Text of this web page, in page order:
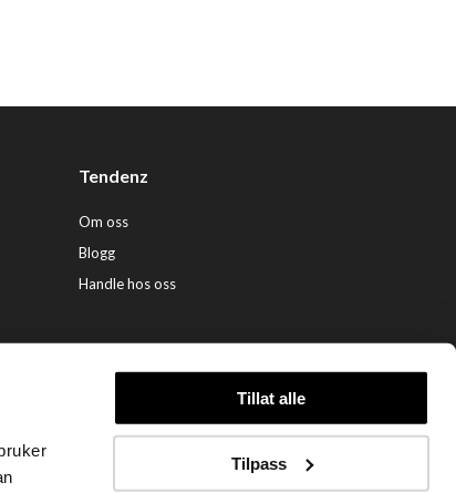
Tillat alle
Tilpass
Tendenz
Om oss
Blogg
Handle hos oss
AS (org. nr. 948 341 662) |Nettbutikk levert av Kréatif